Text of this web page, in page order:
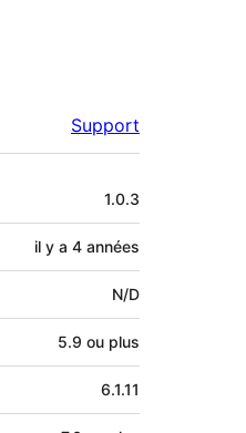
Support
1.0.3
il y a 4 années
N/D
5.9 ou plus
6.1.11